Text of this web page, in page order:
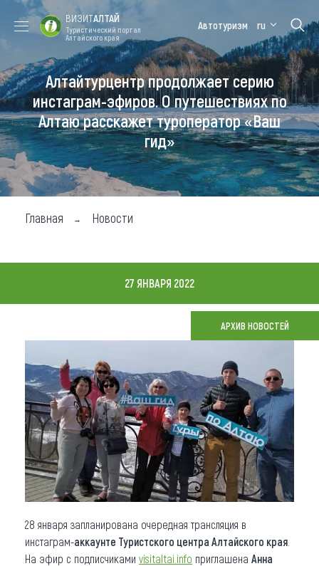
Форум VISIT
ALTAI
Цветение
маральника
Медицинский
форум
Алтайская
зимовка
Туры
Где побывать
Чем заняться
Где остановиться
Что привезти (сувениры)
О регионе
Коллекция впечатлений
Другие рубрики
ВИЗИТАЛТАЙ
Туристический портал
Алтайского края
Автотуризм ru
Алтайтурцентр продолжает серию
инстаграм-эфиров. О путешествиях по
Алтаю расскажет туроператор «Ваш
гид»
Главная Новости
27 ЯНВАРЯ 2022
АРХИВ НОВОСТЕЙ
28 января запланирована очередная трансляция в
инстаграм-аккаунте Туристского центра Алтайского края
На эфир с подписчиками visitaltai.info приглашена Анна